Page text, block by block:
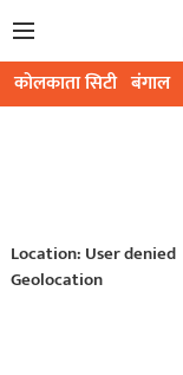
कोलकाता सिटी बंगाल
Location: User denied
Geolocation